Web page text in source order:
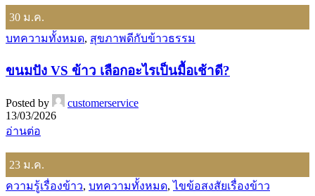
30 ม.ค.
บทความทั้งหมด, สุขภาพดีกับข้าวธรรม
ขนมปัง VS ข้าว เลือกอะไรเป็นมื้อเช้าดี?
Posted by
customerservice
13/03/2026
อ่านต่อ
23 ม.ค.
ความรู้เรื่องข้าว, บทความทั้งหมด,ไขข้อสงสัยเรื่องข้าว